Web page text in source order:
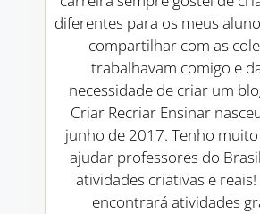
diferentes para os meus
compartilhar com as
trabalhavam comigo e
necessidade de criar um
Criar Recriar Ensinar
junho de 2017. Tenho
ajudar professores do
atividades criativas e
encontrará atividades